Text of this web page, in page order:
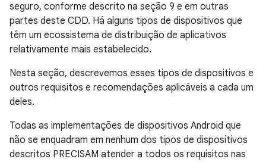
seguro, conforme descrito na seção 9 e em outras
partes deste CDD. Há alguns tipos de dispositivos que
têm um ecossistema de distribuição de aplicativos
relativamente mais estabelecido.
Nesta seção, descrevemos esses tipos de dispositivos e
outros requisitos e recomendações aplicáveis a cada um
deles.
Todas as implementações de dispositivos Android que
não se enquadram em nenhum dos tipos de dispositivos
descritos PRECISAM atender a todos os requisitos nas